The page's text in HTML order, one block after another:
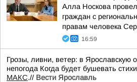
Алла Носкова
граждан с
правам человека
16:59
Грозы, ливни, ветер: в Ярославскую
непогода Когда будет бушевать
МАКС.// Вести Ярославль